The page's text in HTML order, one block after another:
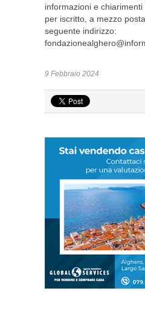
informazioni e
per iscritto, a mezzo
seguente indirizzo:
9 Febbraio 2024